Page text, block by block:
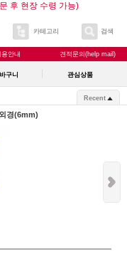
후 현장 수령 가능)
카테고리 검색
용안내 견적문의(help mail)
구니 관심상품
Recent
경(6mm)